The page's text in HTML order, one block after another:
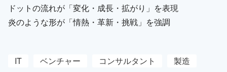
ドットの流れが「変化・成長・拡がり」を表現
炎のような形が「情熱・革新・挑戦」を強調
IT ベンチャー コンサルタント
製造